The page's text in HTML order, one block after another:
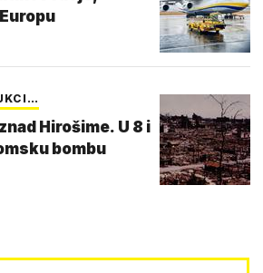
Hirošime. U 8 i
bombu